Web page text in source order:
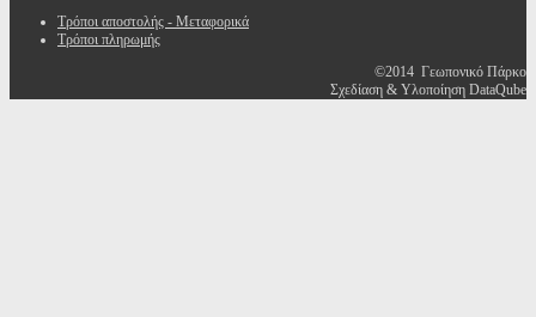
Τρόποι αποστολής - Μεταφορικά
Τρόποι πληρωμής
©2014 Γεωπονικό Πάρκο
Σχεδίαση & Υλοποίηση DataQube